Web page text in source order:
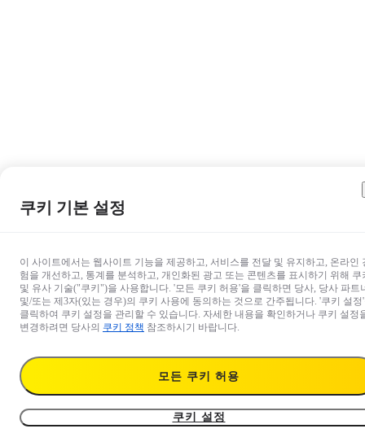
₩86,000
유틸리티 프레임 장바구니에 넣기
쿠키 기본 설정
이 사이트에서는 웹사이트 기능을 제공하고, 서비스를 전달 및 유지하고, 온라인
험을 개선하고, 통계를 분석하고, 개인화된 광고 또는 콘텐츠를 표시하기 위해 쿠
및 유사 기술("쿠키")을 사용합니다. '모든 쿠키 허용'을 클릭하면 당사, 당사 파트
및/또는 제3자(있는 경우)의 쿠키 사용에 동의하는 것으로 간주됩니다. '쿠키 설정
클릭하여 쿠키 설정을 관리할 수 있습니다. 자세한 내용을 확인하거나 쿠키 설정
변경하려면 당사의 쿠키 정책 참조하시기 바랍니다.
모든 쿠키 허용
쿠키 설정